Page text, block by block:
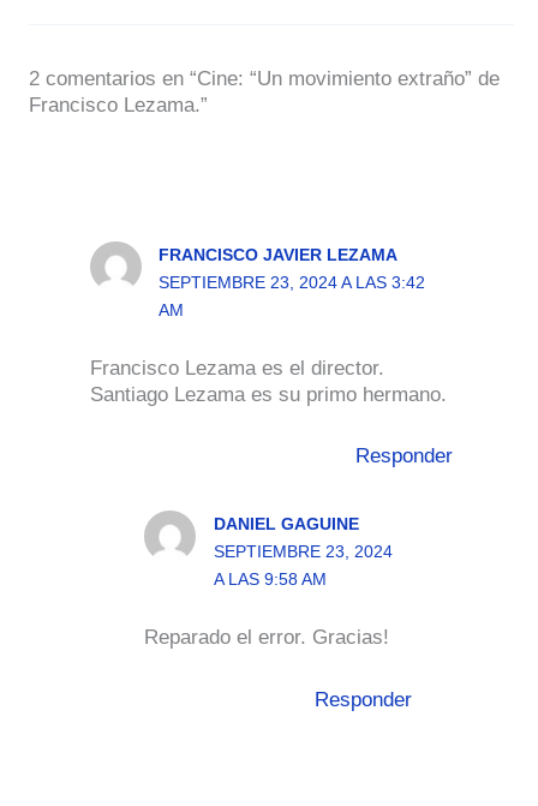
2 comentarios en “Cine: “Un movimiento extraño” de
Francisco Lezama.”
FRANCISCO JAVIER LEZAMA
SEPTIEMBRE 23, 2024 A LAS 3:42
AM
Francisco Lezama es el director.
Santiago Lezama es su primo hermano.
Responder
DANIEL GAGUINE
SEPTIEMBRE 23, 2024
A LAS 9:58 AM
Reparado el error. Gracias!
Responder